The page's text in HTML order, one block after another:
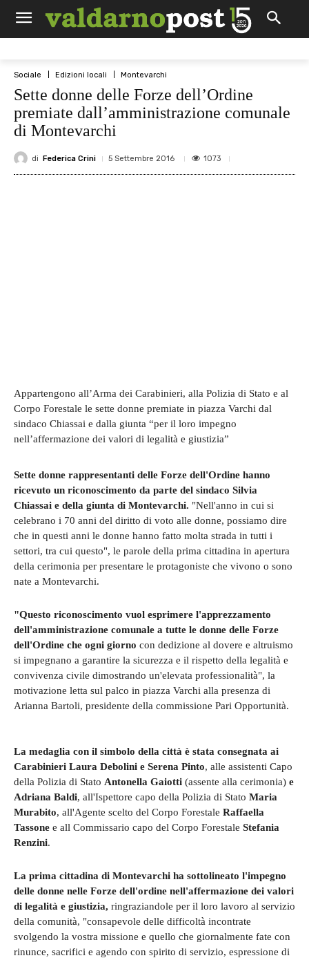
Sociale Edizioni locali Montevarchi
Sette donne delle Forze dell’Ordine
premiate dall’amministrazione comunale
di Montevarchi
di Federica Crini 5 Settembre 2016 1073
Appartengono all’Arma dei Carabinieri, alla Polizia di Stato e al
Corpo Forestale le sette donne premiate in piazza Varchi dal
sindaco Chiassai e dalla giunta “per il loro impegno
nell’affermazione dei valori di legalità e giustizia”
Sette donne rappresentanti delle Forze dell'Ordine hanno
ricevuto un riconoscimento da parte del sindaco Silvia
Chiassai e della giunta di Montevarchi. "Nell'anno in cui si
celebrano i 70 anni del diritto di voto alle donne, possiamo dire
che in questi anni le donne hanno fatto molta strada in tutti i
settori, tra cui questo", le parole della prima cittadina in apertura
della cerimonia per presentare le protagoniste che vivono o sono
nate a Montevarchi.
"Questo riconoscimento vuol esprimere l'apprezzamento
dell'amministrazione comunale a tutte le donne delle Forze
dell'Ordine che ogni giorno con dedizione al dovere e altruismo
si impegnano a garantire la sicurezza e il rispetto della legalità e
convivenza civile dimostrando un'elevata professionalità", la
motivazione letta sul palco in piazza Varchi alla presenza di
Arianna Bartoli, presidente della commissione Pari Opportunità.
La medaglia con il simbolo della città è stata consegnata ai
Carabinieri Laura Debolini e Serena Pinto, alle assistenti Capo
della Polizia di Stato Antonella Gaiotti (assente alla cerimonia) e
Adriana Baldi, all'Ispettore capo della Polizia di Stato Maria
Murabito, all'Agente scelto del Corpo Forestale Raffaella
Tassone e all Commissario capo del Corpo Forestale Stefania
Renzini.
La prima cittadina di Montevarchi ha sottolineato l'impegno
delle donne nelle Forze dell'ordine nell'affermazione dei valori
di legalità e giustizia, ringraziandole per il loro lavoro al servizio
della comunità, "consapevole delle difficoltà incontrate
svolgendo la vostra missione e quello che giornalmente fate con
rinunce, sacrifici e agendo con spirito di servizio, espressione di